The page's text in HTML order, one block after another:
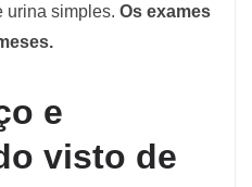
urina simples. Os exames
e
visto de